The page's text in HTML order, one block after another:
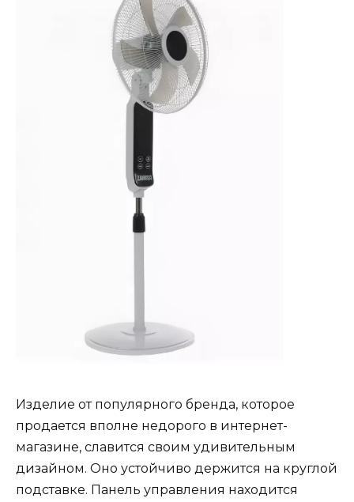
Изделие от популярного бренда, которое
продается вполне недорого в интернет-
магазине, славится своим удивительным
дизайном. Оно устойчиво держится на круглой
подставке. Панель управления находится